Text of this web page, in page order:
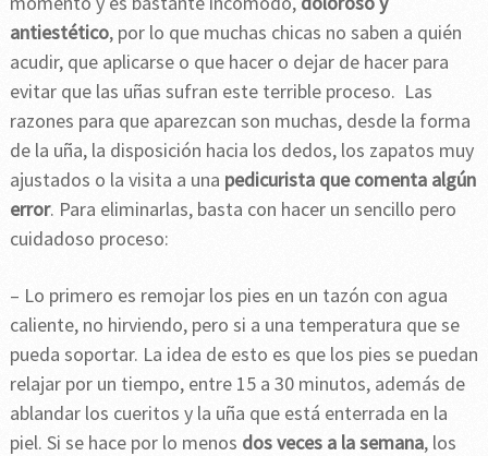
antiestético, por lo que muchas chicas no saben a quién
acudir, que aplicarse o que hacer o dejar de hacer para
evitar que las uñas sufran este terrible proceso. Las
razones para que aparezcan son muchas, desde la forma
de la uña, la disposición hacia los dedos, los zapatos muy
ajustados o la visita a una pedicurista que comenta algún
error. Para eliminarlas, basta con hacer un sencillo pero
cuidadoso proceso:
– Lo primero es remojar los pies en un tazón con agua
caliente, no hirviendo, pero si a una temperatura que se
pueda soportar. La idea de esto es que los pies se puedan
relajar por un tiempo, entre 15 a 30 minutos, además de
ablandar los cueritos y la uña que está enterrada en la
piel. Si se hace por lo menos dos veces a la semana, los